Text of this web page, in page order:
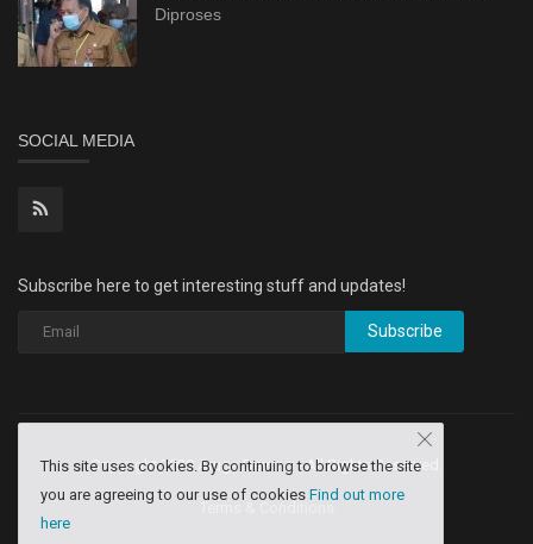
Diproses
SOCIAL MEDIA
Subscribe here to get interesting stuff and updates!
Subscribe
Copyright 2020 Aruga Dev Inq - All Rights Reserved.
This site uses cookies. By continuing to browse the site
you are agreeing to our use of cookies Find out more
here